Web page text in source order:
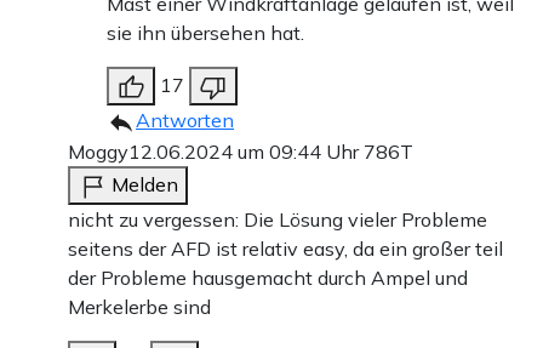
sie ihn übersehen hat.
17
Antworten
Moggy12.06.2024 um 09:44 Uhr 786T
Melden
nicht zu vergessen: Die Lösung vieler Probleme
seitens der AFD ist relativ easy, da ein großer teil
der Probleme hausgemacht durch Ampel und
Merkelerbe sind